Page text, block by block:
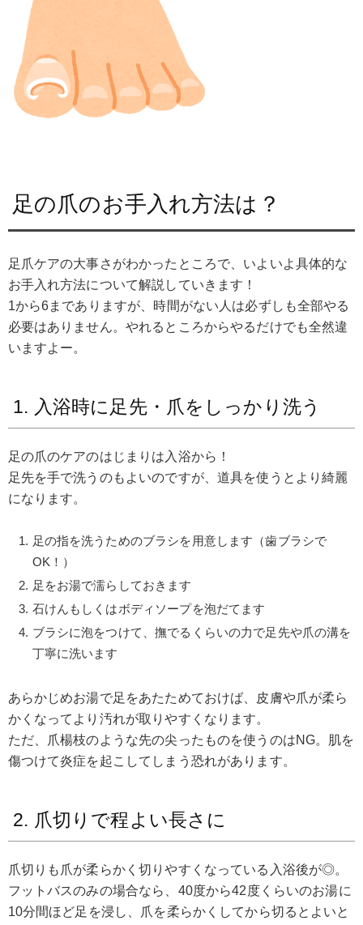
足の爪のお手入れ方法は？
足爪ケアの大事さがわかったところで、いよいよ具体的な
お手入れ方法について解説していきます！
1から6までありますが、時間がない人は必ずしも全部やる
必要はありません。やれるところからやるだけでも全然違
いますよー。
1. 入浴時に足先・爪をしっかり洗う
足の爪のケアのはじまりは入浴から！
足先を手で洗うのもよいのですが、道具を使うとより綺麗
になります。
足の指を洗うためのブラシを用意します（歯ブラシで
OK！）
足をお湯で濡らしておきます
石けんもしくはボディソープを泡だてます
ブラシに泡をつけて、撫でるくらいの力で足先や爪の溝を
丁寧に洗います
あらかじめお湯で足をあたためておけば、皮膚や爪が柔ら
かくなってより汚れが取りやすくなります。
ただ、爪楊枝のような先の尖ったものを使うのはNG。肌を
傷つけて炎症を起こしてしまう恐れがあります。
2. 爪切りで程よい長さに
爪切りも爪が柔らかく切りやすくなっている入浴後が◎。
フットバスのみの場合なら、40度から42度くらいのお湯に
10分間ほど足を浸し、爪を柔らかくしてから切るとよいと